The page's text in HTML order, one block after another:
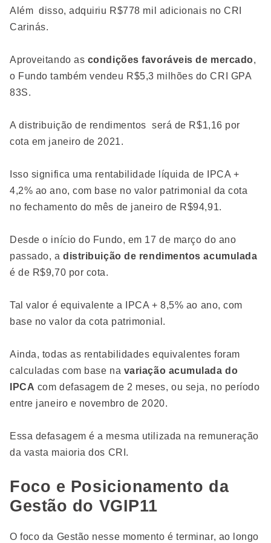
Além disso, adquiriu R$778 mil adicionais no CRI
Carinás.
Aproveitando as condições favoráveis de mercado,
o Fundo também vendeu R$5,3 milhões do CRI GPA
83S.
A distribuição de rendimentos será de R$1,16 por
cota em janeiro de 2021.
Isso significa uma rentabilidade líquida de IPCA +
4,2% ao ano, com base no valor patrimonial da cota
no fechamento do mês de janeiro de R$94,91.
Desde o início do Fundo, em 17 de março do ano
passado, adistribuição de rendimentos acumulada
é de R$9,70 por cota.
Tal valor é equivalente a IPCA + 8,5% ao ano, com
base no valor da cota patrimonial.
Ainda, todas as rentabilidades equivalentes foram
calculadas com base na variação acumulada do
IPCA com defasagem de 2 meses, ou seja, no período
entre janeiro e novembro de 2020.
Essa defasagem é a mesma utilizada na remuneração
da vasta maioria dos CRI.
Foco e Posicionamento da
Gestão do VGIP11
O foco da Gestão nesse momento é terminar, ao longo